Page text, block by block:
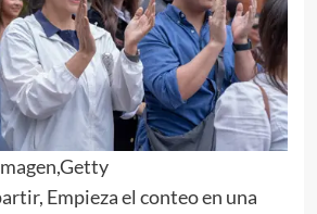
Empieza el conteo en una